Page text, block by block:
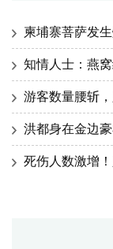
柬埔寨菩萨发
知情人士：燕
游客数量腰斩
洪都身在金边
死伤人数激增